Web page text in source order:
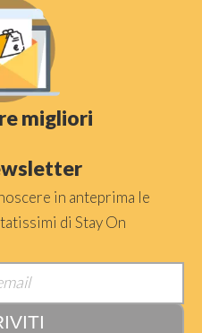
migliori
in anteprima le
di Stay On